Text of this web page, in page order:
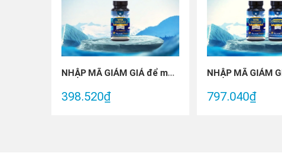
NHẬP MÃ GIẢM GIÁ để mua Gói Trải Nghiệm 1 tháng - 1 chai VitaOmega3 Chai 60 viên
398.520₫ 797.040₫